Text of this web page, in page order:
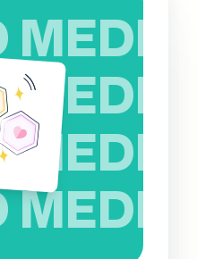
MEDIO
MEDIO
MEDIO
MEDIO